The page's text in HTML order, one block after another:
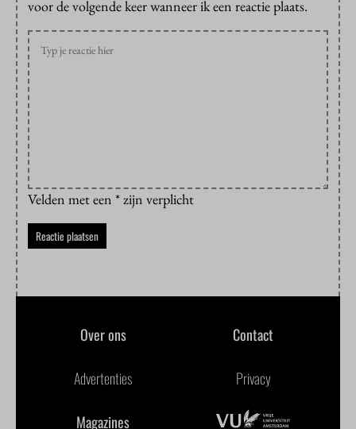
voor de volgende keer wanneer ik een reactie plaats.
Velden met een * zijn verplicht
Over ons Contact
Advertenties Privacy
Magazines